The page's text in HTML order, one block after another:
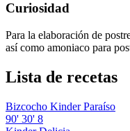
Curiosidad
Para la elaboración de
así como amoniaco para
Lista de recetas
Bizcocho Kinder Paraíso
90' 30' 8